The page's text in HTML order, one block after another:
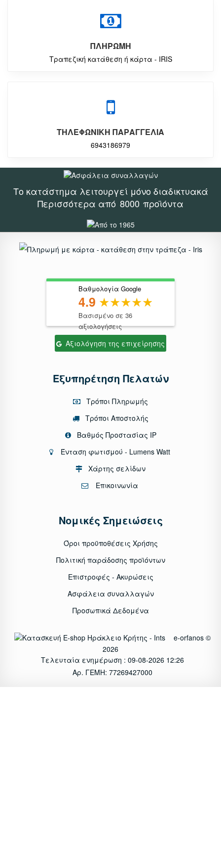
ΠΛΗΡΩΜΗ
Τραπεζική κατάθεση ή κάρτα - IRIS
ΤΗΛΕΦΩΝΙΚΗ ΠΑΡΑΓΓΕΛΙΑ
6943186979
Το κατάστημα λειτουργεί μόνο διαδικτυακά
Περισσότερα από 8000 προϊόντα
Βαθμολογία Google
4.9
Βασισμένο σε 36
αξιολογήσεις
Αξιολόγηση της επιχείρησης
Εξυπηρέτηση Πελατών
Τρόποι Πληρωμής
Τρόποι Αποστολής
Βαθμός Προστασίας IP
Ένταση φωτισμού - Lumens Watt
Χάρτης σελίδων
Επικοινωνία
Νομικές Σημειώσεις
Όροι προϋποθέσεις Χρήσης
Πολιτική παράδοσης προϊόντων
Επιστροφές - Ακυρώσεις
Ασφάλεια συναλλαγών
Προσωπικά Δεδομένα
e-orfanos ©
2026
Τελευταία ενημέρωση : 09-08-2026 12:26
Αρ. ΓΕΜΗ: 77269427000